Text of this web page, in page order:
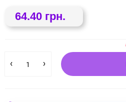
64.40 грн.